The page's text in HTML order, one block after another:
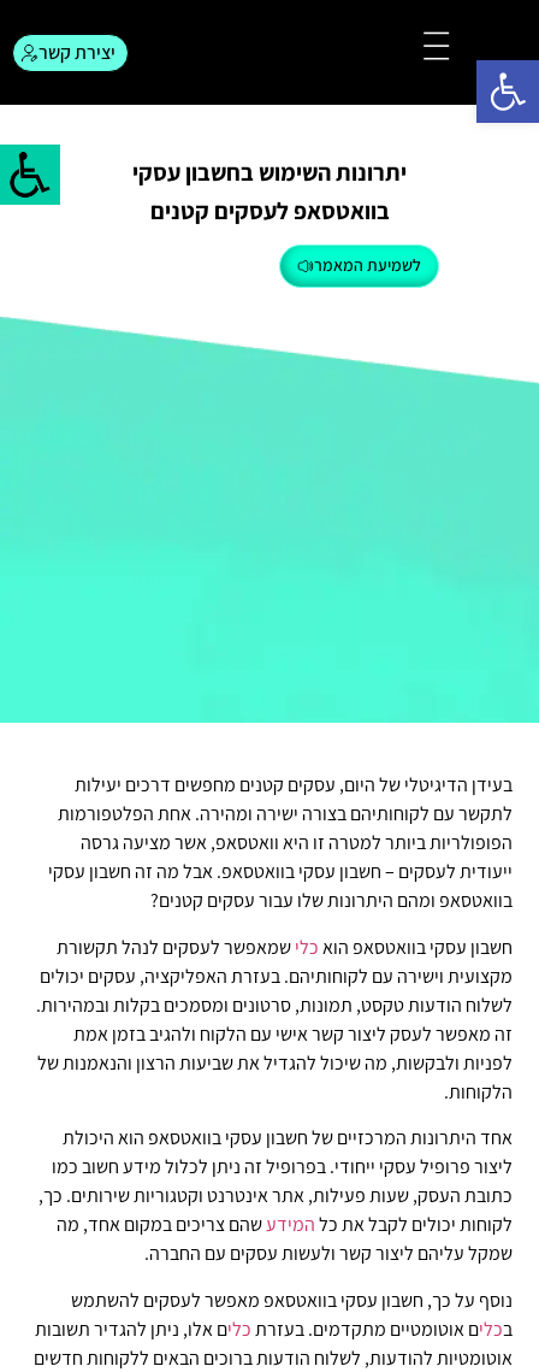
יצירת קשר
יתרונות השימוש בחשבון עסקי
בוואטסאפ לעסקים קטנים
לשמיעת המאמר
בעידן הדיגיטלי של היום, עסקים קטנים מחפשים דרכים יעילות
לתקשר עם לקוחותיהם בצורה ישירה ומהירה. אחת הפלטפורמות
הפופולריות ביותר למטרה זו היא וואטסאפ, אשר מציעה גרסה
ייעודית לעסקים – חשבון עסקי בוואטסאפ. אבל מה זה חשבון עסקי
בוואטסאפ ומהם היתרונות שלו עבור עסקים קטנים?
חשבון עסקי בוואטסאפ הואכלישמאפשר לעסקים לנהל תקשורת
מקצועית וישירה עם לקוחותיהם. בעזרת האפליקציה, עסקים יכולים
לשלוח הודעות טקסט, תמונות, סרטונים ומסמכים בקלות ובמהירות.
זה מאפשר לעסק ליצור קשר אישי עם הלקוח ולהגיב בזמן אמת
לפניות ולבקשות, מה שיכול להגדיל את שביעות הרצון והנאמנות של
הלקוחות.
אחד היתרונות המרכזיים של חשבון עסקי בוואטסאפ הוא היכולת
ליצור פרופיל עסקי ייחודי. בפרופיל זה ניתן לכלול מידע חשוב כמו
כתובת העסק, שעות פעילות, אתר אינטרנט וקטגוריות שירותים. כך,
לקוחות יכולים לקבל את כלהמידעשהם צריכים במקום אחד, מה
שמקל עליהם ליצור קשר ולעשות עסקים עם החברה.
נוסף על כך, חשבון עסקי בוואטסאפ מאפשר לעסקים להשתמש
בכלים אוטומטיים מתקדמים. בעזרתכלים אלו, ניתן להגדיר תשובות
אוטומטיות להודעות, לשלוח הודעות ברוכים הבאים ללקוחות חדשים
פתח סרגל נגישות